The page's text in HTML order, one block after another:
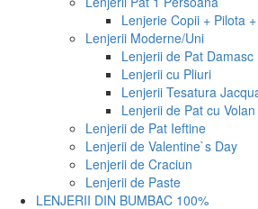
Lenjerie Copii + Pilota
Lenjerii Moderne/Uni
Lenjerii de Pat Damasc
Lenjerii cu Pliuri
Lenjerii Tesatura
Lenjerii de Pat cu Volan
Lenjerii de Pat Ieftine
Lenjerii de Valentine`s Day
Lenjerii de Craciun
Lenjerii de Paste
LENJERII DIN BUMBAC 100%